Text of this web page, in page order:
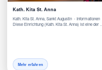
Kath. Kita St. Anna
Kath. Kita St. Anna, Sankt Augustin - Informationen
Diese Einrichtung (Kath. Kita St. Anna) ist eine der …
Mehr erfahren